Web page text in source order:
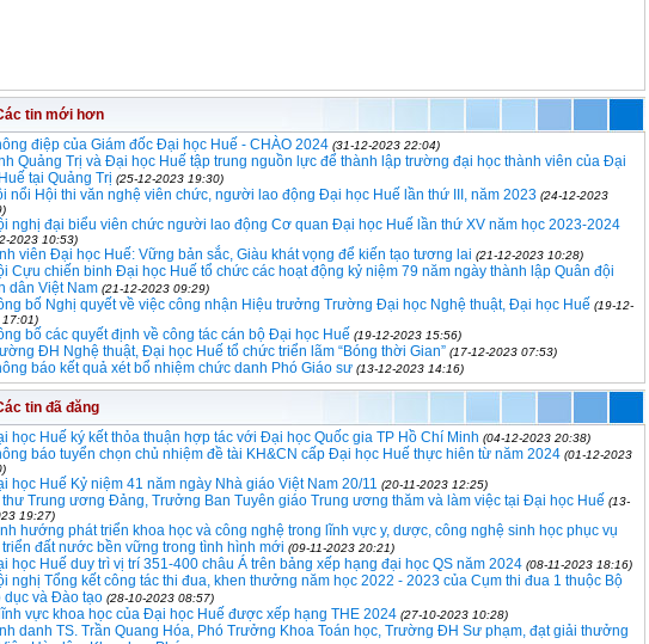
tin mới hơn
điệp của Giám đốc Đại học Huế - CHÀO 2024 (31-12-2023 22:04)
Quảng Trị và Đại học Huế tập trung nguồn lực để thành lập trường đại học thành viên của Đại
tại Quảng Trị (25-12-2023 19:30)
nổi Hội thi văn nghệ viên chức, người lao động Đại học Huế lần thứ III, năm 2023 (24-12-2023
nghị đại biểu viên chức người lao động Cơ quan Đại học Huế lần thứ XV năm học 2023-2024
2023 10:53)
viên Đại học Huế: Vững bản sắc, Giàu khát vọng để kiến tạo tương lai (21-12-2023 10:28)
Cựu chiến binh Đại học Huế tổ chức các hoạt động kỷ niệm 79 năm ngày thành lập Quân đội
dân Việt Nam (21-12-2023 09:29)
bố Nghị quyết về việc công nhận Hiệu trưởng Trường Đại học Nghệ thuật, Đại học Huế (19-12-
bố các quyết định về công tác cán bộ Đại học Huế (19-12-2023 15:56)
ĐH Nghệ thuật, Đại học Huế tổ chức triển lãm “Bóng thời Gian” (17-12-2023 07:53)
báo kết quả xét bổ nhiệm chức danh Phó Giáo sư (13-12-2023 14:16)
tin đã đăng
học Huế ký kết thỏa thuận hợp tác với Đại học Quốc gia TP Hồ Chí Minh (04-12-2023 20:38)
báo tuyển chọn chủ nhiệm đề tài KH&CN cấp Đại học Huế thực hiên từ năm 2024 (01-12-2023
học Huế Kỷ niệm 41 năm ngày Nhà giáo Việt Nam 20/11 (20-11-2023 12:25)
thư Trung ương Đảng, Trưởng Ban Tuyên giáo Trung ương thăm và làm việc tại Đại học Huế (13-
19:27)
hướng phát triển khoa học và công nghệ trong lĩnh vực y, dược, công nghệ sinh học phục vụ
triển đất nước bền vững trong tình hình mới (09-11-2023 20:21)
học Huế duy trì vị trí 351-400 châu Á trên bảng xếp hạng đại học QS năm 2024 (08-11-2023 18:16)
nghị Tổng kết công tác thi đua, khen thưởng năm học 2022 - 2023 của Cụm thi đua 1 thuộc Bộ
dục và Đào tạo (28-10-2023 08:57)
vực khoa học của Đại học Huế được xếp hạng THE 2024 (27-10-2023 10:28)
danh TS. Trần Quang Hóa, Phó Trưởng Khoa Toán học, Trường ĐH Sư phạm, đạt giải thưởng